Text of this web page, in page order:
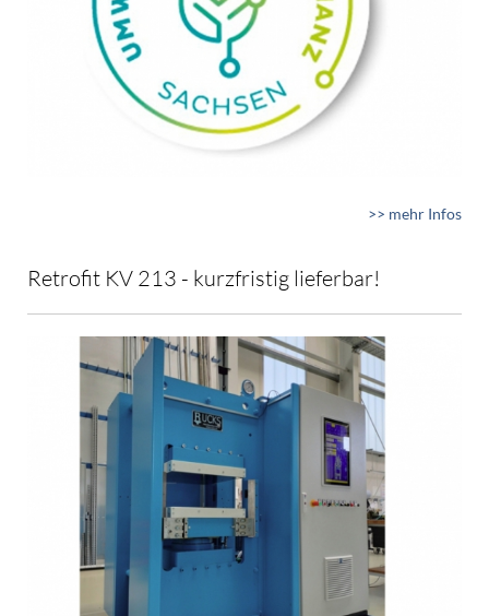
>> mehr Infos
Retrofit KV 213 - kurzfristig lieferbar!